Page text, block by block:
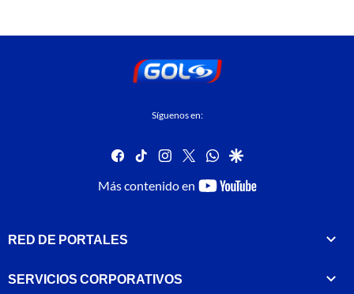
Síguenos en:
facebook
tiktok instagram
twitterwhatsapp
google
Más contenido en
youtube-
RED DE PORTALES
SERVICIOS CORPORATIVOS